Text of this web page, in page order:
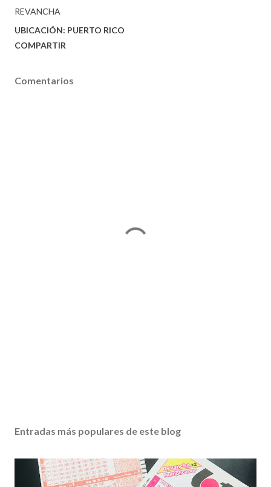
REVANCHA
UBICACIÓN: PUERTO RICO
COMPARTIR
Comentarios
Entradas más populares de este blog